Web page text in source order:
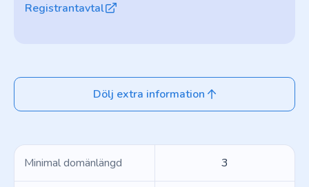
Registrantavtal
Dölj extra information
Minimal domänlängd 3